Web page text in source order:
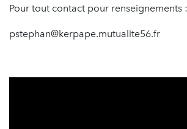
Pour tout contact pour renseignements :
pstephan@kerpape.mutualite56.fr